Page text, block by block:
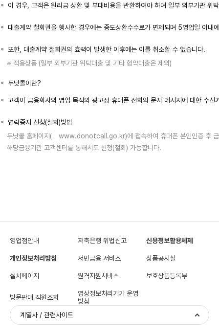
이 경우, 고객은 원리금 상환 및 부대비용을 반환하여야 하며 일부 외부기관 위
대출계약 철회권을 행사한 경우에는 중도상환수수료가 면제되며 5영업일 이내
또한, 대출계약 철회권의 효력이 발생한 이후에는 이를 취소할 수 없습니다.
※ 적용상품 (일부 외부기관 위탁대출 및 기타 협약대출은 제외)
두낫콜이란?
고객이 금융회사의 영업 목적의 광고성 휴대폰 전화와 문자 메시지에 대한 수
연락중지 신청(철회)방법
두낫콜 홈페이지(
www.donotcall.go.kr)에 접속하여 휴대폰 본인인증 후
해당금융기관 고객센터를 통해서도 신청(철회) 가능합니다.
영업점안내 저축은행 위법신고 신용정보활용체제
개인정보처리방침 서민금융 서비스 상품공시실
설치페이지 원격지원서비스 보호상품등록부
방문판매 직원조회
영상정보처리기기 운영
방침
계열사 / 관련사이트